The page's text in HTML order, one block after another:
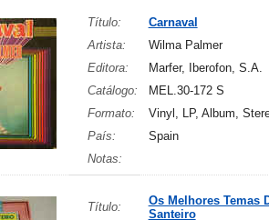
Título:
Carnaval
Artista:
Wilma Palmer
Editora:
Marfer, Iberofon, S.A.
Catálogo:
MEL.30-172 S
Formato:
Vinyl, LP, Album,
País:
Spain
Notas:
Título:
Os Melhores Temas
Santeiro